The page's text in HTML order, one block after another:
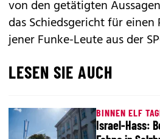
von den getätigten
das Schiedsgericht für einen
jener Funke-Leute aus der
LESEN SIE AUCH
BINNEN ELF
Israel-Hass: